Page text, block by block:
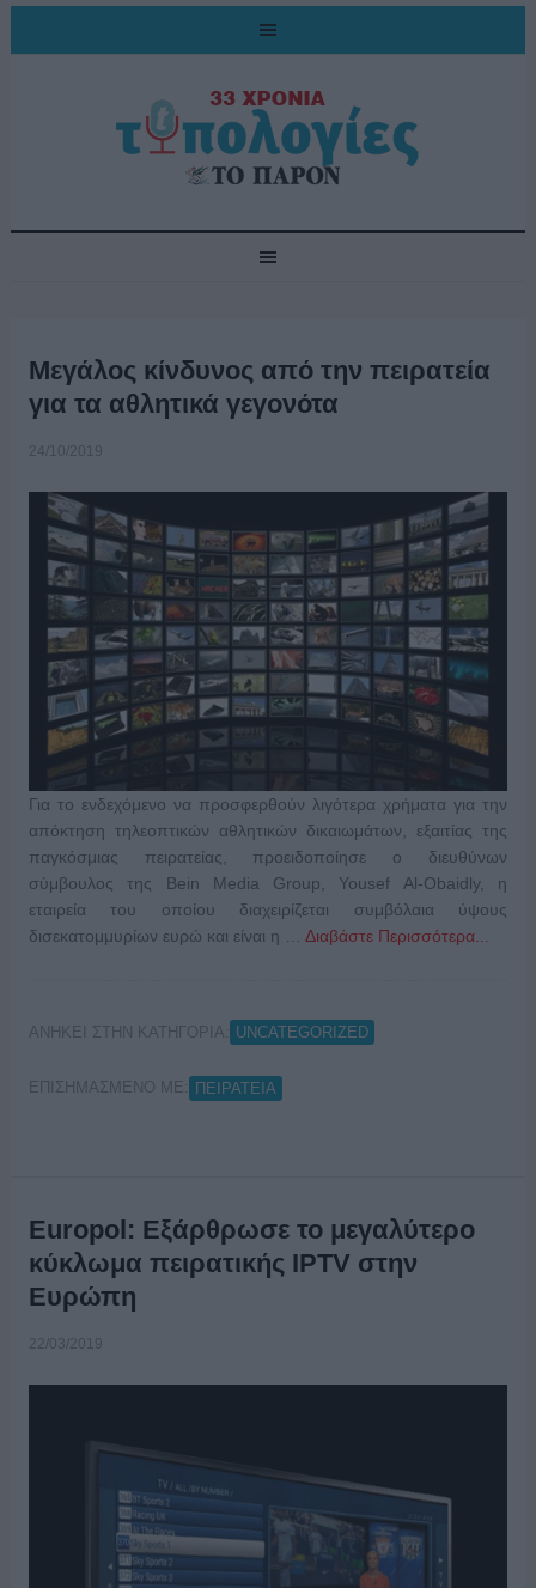
Μεγάλος κίνδυνος από την πειρατεία
για τα αθλητικά γεγονότα
24/10/2019
Για το ενδεχόμενο να προσφερθούν λιγότερα χρήματα για την
απόκτηση τηλεοπτικών αθλητικών δικαιωμάτων, εξαιτίας της
παγκόσμιας πειρατείας, προειδοποίησε ο διευθύνων
σύμβουλος της Bein Media Group, Yousef Al-Obaidly, η
εταιρεία του οποίου διαχειρίζεται συμβόλαια ύψους
δισεκατομμυρίων ευρώ και είναι η … Διαβάστε Περισσότερα...
ΑΝΗΚΕΙ ΣΤΗΝ ΚΑΤΗΓΟΡΙΑ: UNCATEGORIZED
ΕΠΙΣΗΜΑΣΜΕΝΟ ΜΕ: ΠΕΙΡΑΤΕΙΑ
Europol: Εξάρθρωσε το μεγαλύτερο
κύκλωμα πειρατικής IPTV στην
Ευρώπη
22/03/2019